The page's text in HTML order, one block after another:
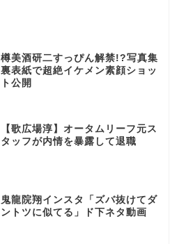
樽美酒研二すっぴん解禁!?写真集
裏表紙で超絶イケメン素顔ショッ
ト公開
【歌広場淳】オータムリーフ元ス
タッフが内情を暴露して退職
鬼龍院翔インスタ「ズバ抜けてダ
ントツに似てる」ド下ネタ動画